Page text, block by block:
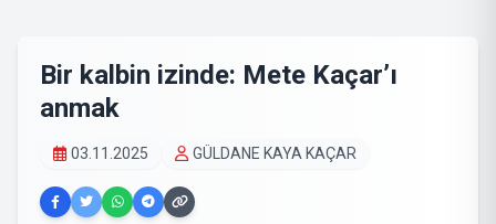
Bir kalbin izinde: Mete Kaçar’ı
anmak
03.11.2025 GÜLDANE KAYA KAÇAR